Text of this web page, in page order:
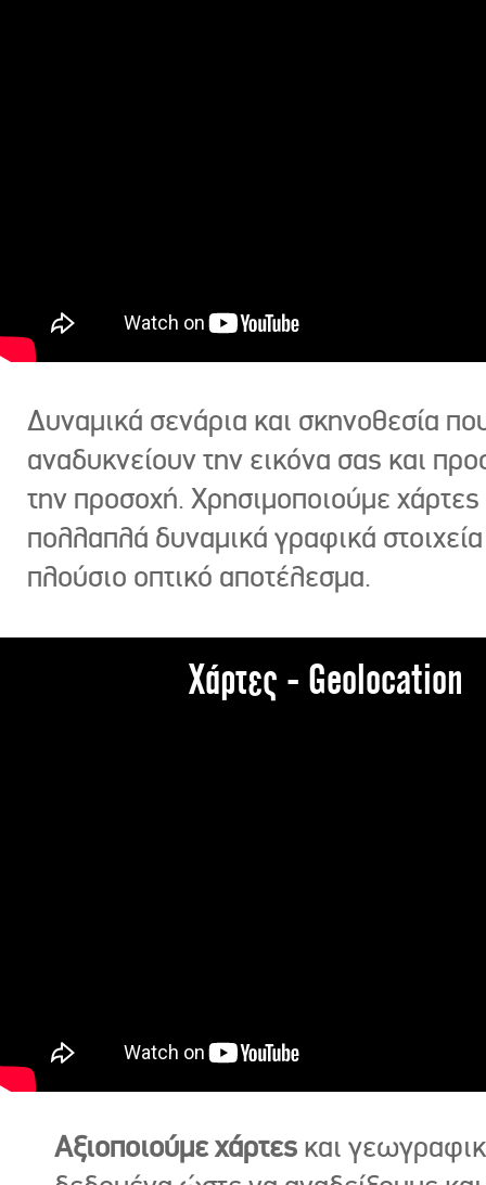
Δυναμικά σενάρια και σκηνοθεσία
αναδυκνείουν την εικόνα σας και
την προσοχή. Χρησιμοποιούμε χάρτες
πολλαπλά δυναμικά γραφικά στοιχεία
πλούσιο οπτικό αποτέλεσμα.
Χάρτες - Geolocation
Αξιοποιούμε χάρτες και